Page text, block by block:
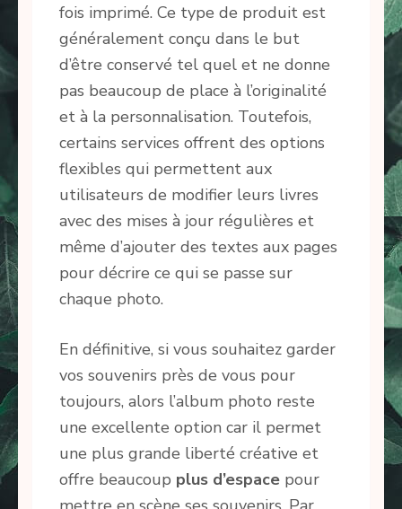
fois imprimé. Ce type de produit est
généralement conçu dans le but
d’être conservé tel quel et ne donne
pas beaucoup de place à l’originalité
et à la personnalisation. Toutefois,
certains services offrent des options
flexibles qui permettent aux
utilisateurs de modifier leurs livres
avec des mises à jour régulières et
même d’ajouter des textes aux pages
pour décrire ce qui se passe sur
chaque photo.
En définitive, si vous souhaitez garder
vos souvenirs près de vous pour
toujours, alors l’album photo reste
une excellente option car il permet
une plus grande liberté créative et
offre beaucoup plus d’espace pour